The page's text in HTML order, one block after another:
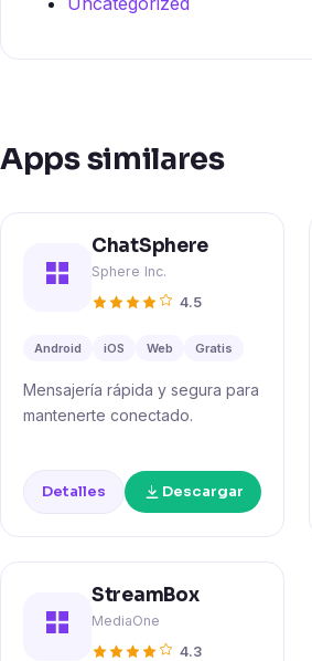
Apps similares
ChatSphere
Sphere Inc.
4.5
Android iOS Web Gratis
Mensajería rápida y segura para
mantenerte conectado.
Detalles Descargar
StreamBox
MediaOne
4.3